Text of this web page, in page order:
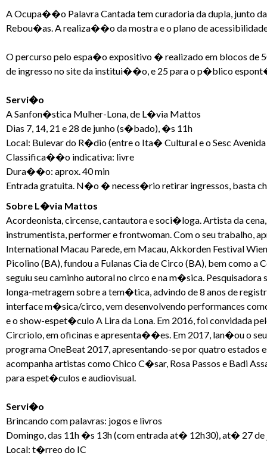
A Ocupa��o Palavra Cantada tem curadoria da dupla, junto
Rebou�as. A realiza��o da mostra e o plano de
O percurso pelo espa�o expositivo � realizado em blocos de
de ingresso no site da institui��o, e 25 para o p�blico
Servi�o
A Sanfon�stica Mulher-Lona, de L�via Mattos
Dias 7, 14, 21 e 28 de junho (s�bado), �s 11h
Local: Bulevar do R�dio (entre o Ita� Cultural e o Sesc
Classifica��o indicativa: livre
Dura��o: aprox. 40 min
Entrada gratuita. N�o � necess�rio retirar ingressos, basta
Sobre L�via Mattos
Acordeonista, circense, cantautora e soci�loga. Artista da
instrumentista, performer e frontwoman. Com o seu trabalho,
International Macau Parede, em Macau, Akkorden Festival
Picolino (BA), fundou a Fulanas Cia de Circo (BA), bem como
seguiu seu caminho autoral no circo e na m�sica.
longa-metragem sobre a tem�tica, advindo de 8 anos de
interface m�sica/circo, vem desenvolvendo performances
e o show-espet�culo A Lira da Lona. Em 2016, foi convidada
Circriolo, em oficinas e apresenta��es. Em 2017, lan�ou o
programa OneBeat 2017, apresentando-se por quatro
acompanha artistas como Chico C�sar, Rosa Passos e Badi
para espet�culos e audiovisual.
Servi�o
Brincando com palavras: jogos e livros
Domingo, das 11h �s 13h (com entrada at� 12h30), at� 27 de
Local: t�rreo do IC